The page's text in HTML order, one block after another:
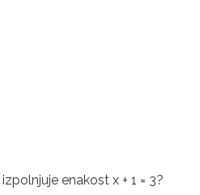
enakost x + 1 = 3?